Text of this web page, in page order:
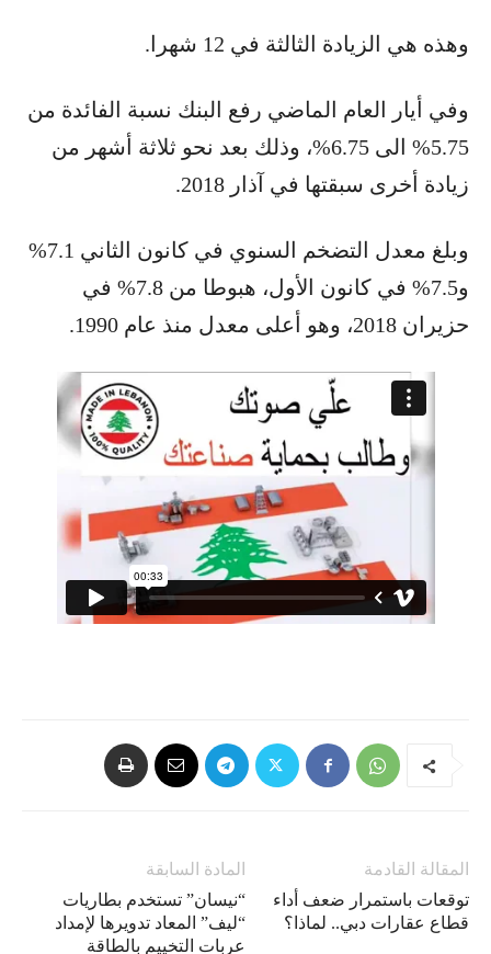
وهذه هي الزيادة الثالثة في 12 شهرا.
وفي أيار العام الماضي رفع البنك نسبة الفائدة من
5.75% الى 6.75%، وذلك بعد نحو ثلاثة أشهر من
زيادة أخرى سبقتها في آذار 2018.
وبلغ معدل التضخم السنوي في كانون الثاني 7.1%
و7.5% في كانون الأول، هبوطا من 7.8% في
حزيران 2018، وهو أعلى معدل منذ عام 1990.
المادة السابقة
“نيسان” تستخدم بطاريات
“ليف” المعاد تدويرها لإمداد
عربات التخييم بالطاقة
المقالة القادمة
توقعات باستمرار ضعف أداء
قطاع عقارات دبي.. لماذا؟